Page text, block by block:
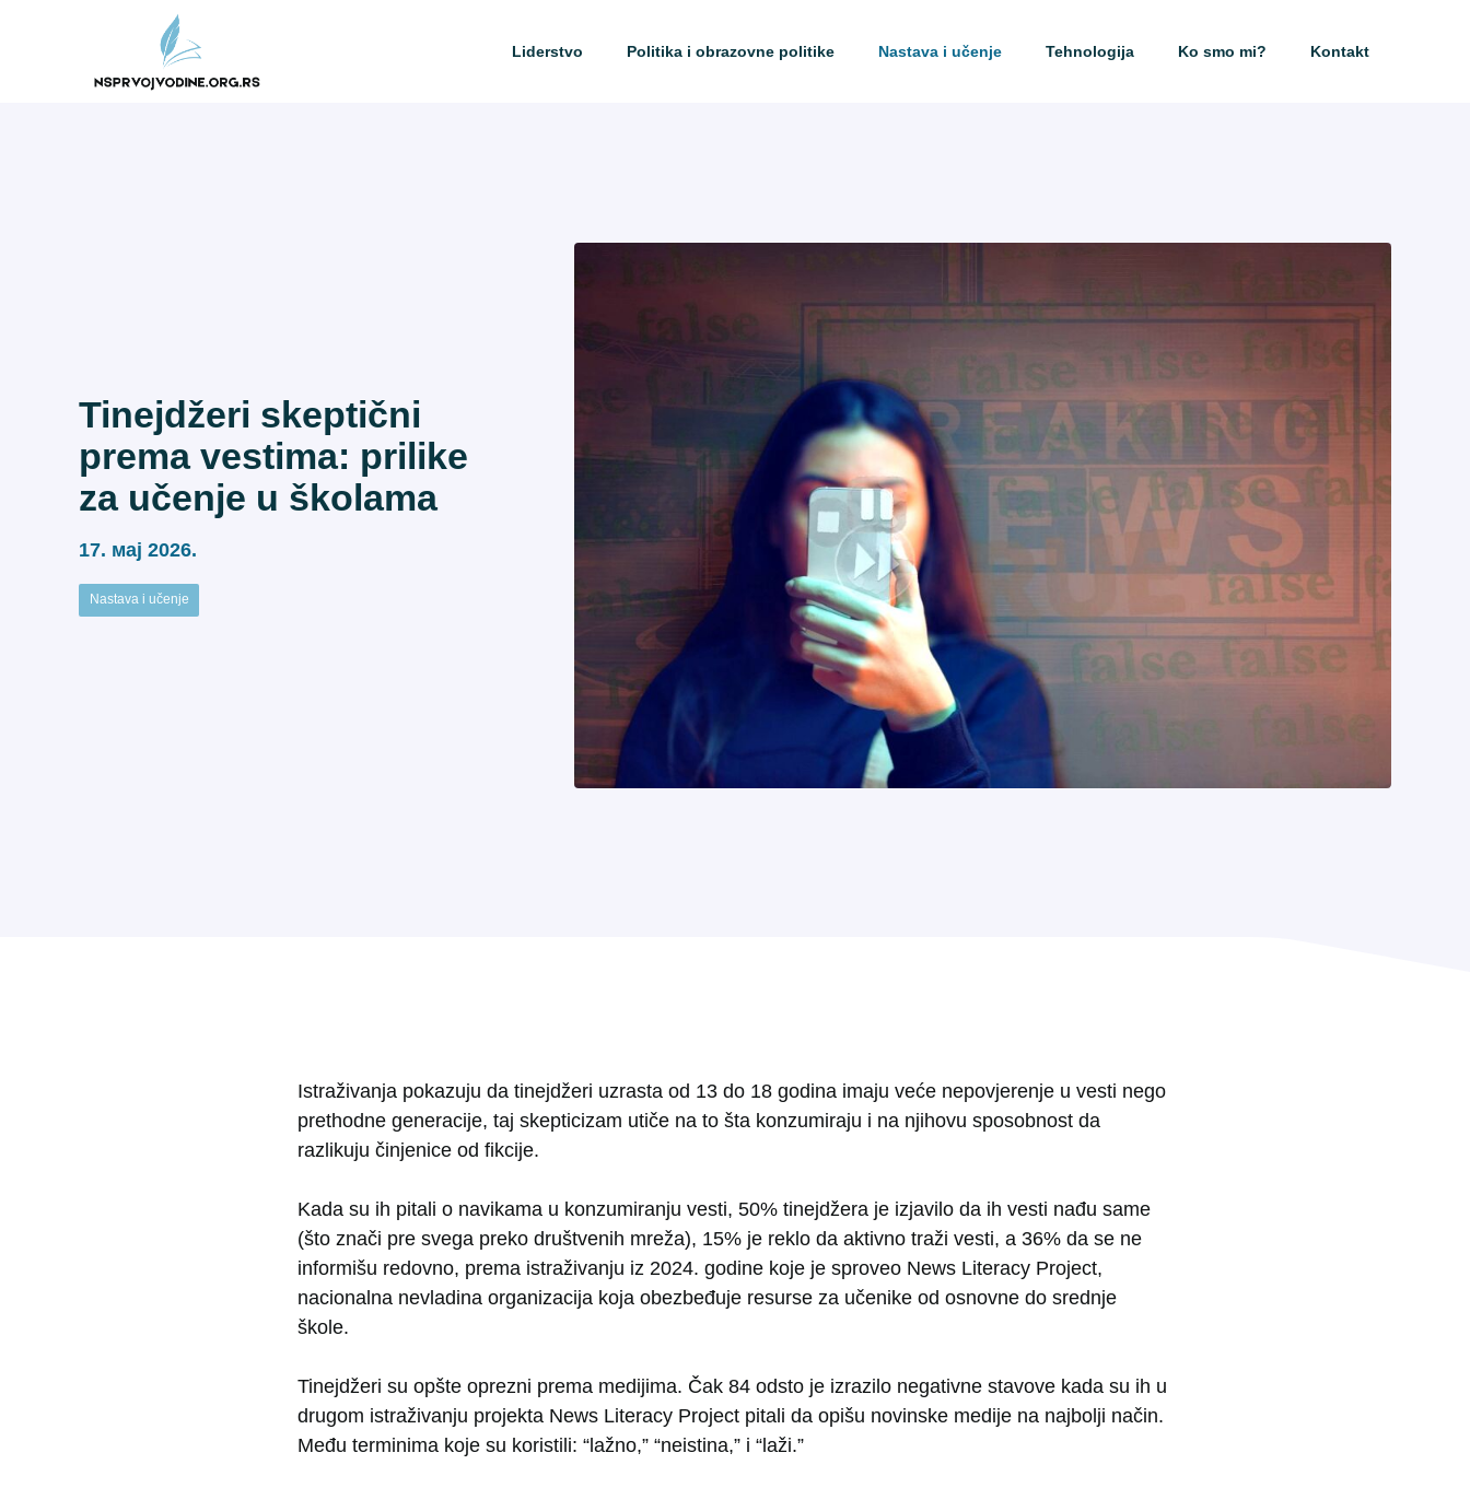
Liderstvo Politika i obrazovne politike Nastava i učenje Tehnologija Ko smo mi? Kontakt
Tinejdžeri skeptični
prema vestima: prilike
za učenje u školama
17. мај 2026.
Nastava i učenje
Istraživanja pokazuju da tinejdžeri uzrasta od 13 do 18 godina imaju veće nepovjerenje u vesti nego
prethodne generacije, taj skepticizam utiče na to šta konzumiraju i na njihovu sposobnost da
razlikuju činjenice od fikcije.
Kada su ih pitali o navikama u konzumiranju vesti, 50% tinejdžera je izjavilo da ih vesti nađu same
(što znači pre svega preko društvenih mreža), 15% je reklo da aktivno traži vesti, a 36% da se ne
informišu redovno, prema istraživanju iz 2024. godine koje je sproveo News Literacy Project,
nacionalna nevladina organizacija koja obezbeđuje resurse za učenike od osnovne do srednje
škole.
Tinejdžeri su opšte oprezni prema medijima. Čak 84 odsto je izrazilo negativne stavove kada su ih u
drugom istraživanju projekta News Literacy Project pitali da opišu novinske medije na najbolji način.
Među terminima koje su koristili: “lažno,” “neistina,” i “laži.”